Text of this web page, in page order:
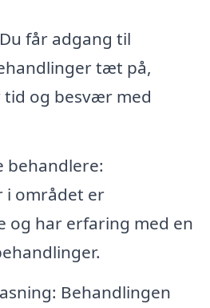
får adgang til
tæt på,
og besvær med
behandlere:
i området er
og har erfaring med en
Behandlingen